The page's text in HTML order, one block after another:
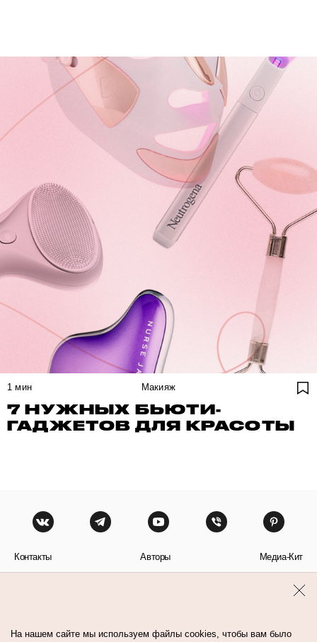
1 мин Макияж
7 НУЖНЫХ БЬЮТИ-
ГАДЖЕТОВ ДЛЯ КРАСОТЫ
Контакты Авторы Медиа-Кит
На нашем сайте мы используем файлы cookies, чтобы вам было